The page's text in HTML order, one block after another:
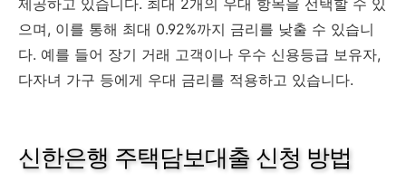
으며, 이를 통해 최대 0.92%까지 금리를 낮출 수 있습니
다. 예를 들어 장기 거래 고객이나 우수 신용등급 보유자,
다자녀 가구 등에게 우대 금리를 적용하고 있습니다.
신한은행 주택담보대출 신청 방법